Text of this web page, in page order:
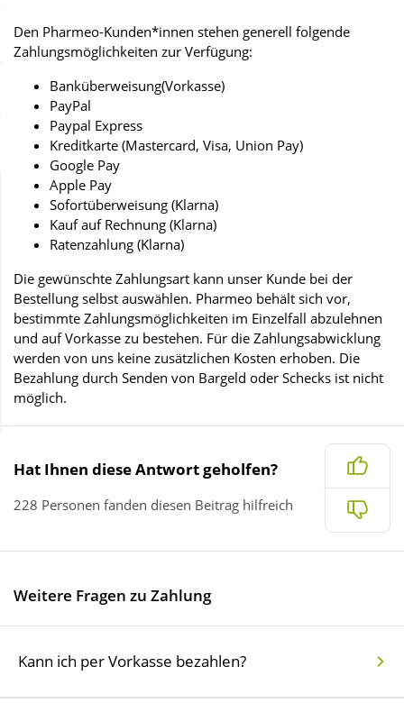
Sale
Sparsets
Diabetes
Körperpflege & Kosmetik
Liebe & Erotik
Mutter & Kind
Nahrungsergänzung
Natur & Homöopathie
Sanitätshaus
Tierbedarf
Den Pharmeo-Kunden*innen stehen generell folgende
Zahlungsmöglichkeiten zur Verfügung:
Banküberweisung(Vorkasse)
PayPal
Paypal Express
Kreditkarte (Mastercard, Visa, Union Pay)
Google Pay
Apple Pay
Sofortüberweisung (Klarna)
Kauf auf Rechnung (Klarna)
Ratenzahlung (Klarna)
Die gewünschte Zahlungsart kann unser Kunde bei der
Bestellung selbst auswählen. Pharmeo behält sich vor,
bestimmte Zahlungsmöglichkeiten im Einzelfall abzulehnen
und auf Vorkasse zu bestehen. Für die Zahlungsabwicklung
werden von uns keine zusätzlichen Kosten erhoben. Die
Bezahlung durch Senden von Bargeld oder Schecks ist nicht
möglich.
Hat Ihnen diese Antwort geholfen?
228 Personen fanden diesen Beitrag hilfreich
Ja
Nein
Weitere Fragen zu Zahlung
Kann ich per Vorkasse bezahlen?